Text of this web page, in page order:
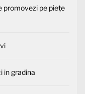
promovezi pe piețe
in gradina